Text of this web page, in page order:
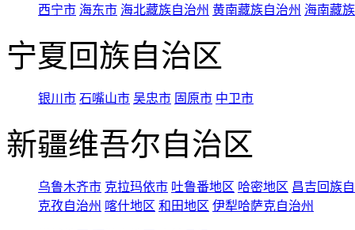
西宁市 海东市 海北藏族自治州 黄南藏族自治州 海南藏
宁夏回族自治区
银川市 石嘴山市 吴忠市 固原市 中卫市
新疆维吾尔自治区
乌鲁木齐市 克拉玛依市 吐鲁番地区 哈密地区 昌吉回族
克孜自治州 喀什地区 和田地区 伊犁哈萨克自治州